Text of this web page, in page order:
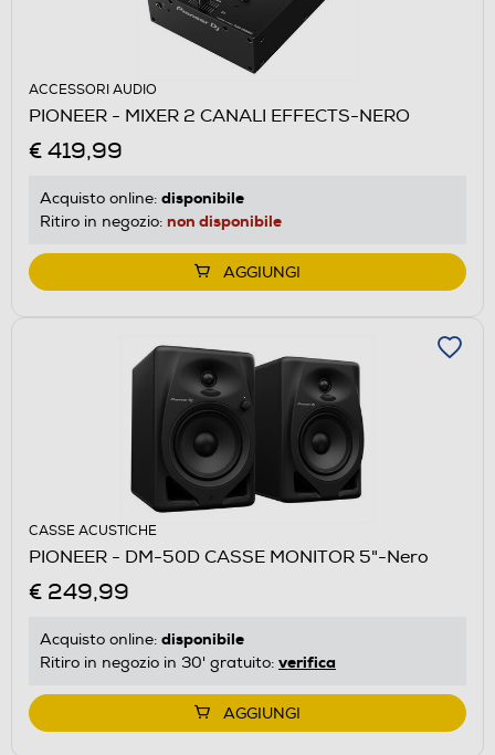
ACCESSORI AUDIO
PIONEER - MIXER 2 CANALI EFFECTS-NERO
€ 419,99
Acquisto online: disponibile
Ritiro in negozio: non disponibile
AGGIUNGI
CASSE ACUSTICHE
PIONEER - DM-50D CASSE MONITOR 5"-Nero
€ 249,99
Acquisto online: disponibile
Ritiro in negozio in 30' gratuito: verifica
AGGIUNGI